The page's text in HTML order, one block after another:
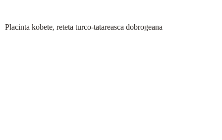
Placinta kobete, reteta turco-tatareasca dobrogeana